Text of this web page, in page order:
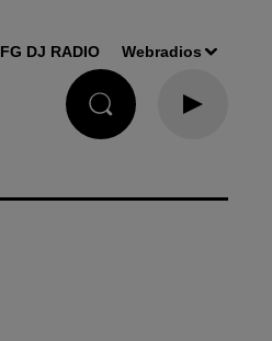
FG DJ RADIO Webradios